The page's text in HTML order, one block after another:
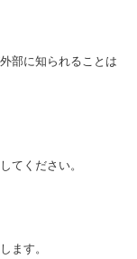
部に知られることは
てください。
ます。